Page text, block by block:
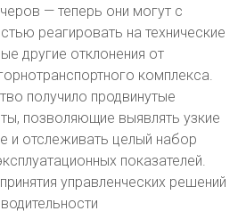
— теперь они могут с
реагировать на технические
другие отклонения от
комплекса.
получило продвинутые
позволяющие выявлять узкие
и отслеживать целый набор
показателей.
управленческих решений